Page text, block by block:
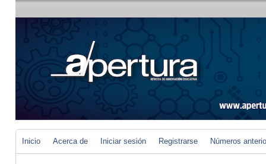
Inicio Acerca de Iniciar sesión Registrarse Números